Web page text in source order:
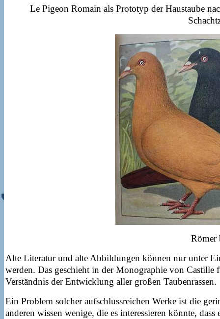
Le Pigeon Romain als Prototyp der Haustaube
Römer
Alte Literatur und alte Abbildungen können nur unter
werden. Das geschieht in der Monographie von
Verständnis der Entwicklung aller großen Taubenrassen.
Ein Problem solcher aufschlussreichen Werke ist die
anderen wissen wenige, die es interessieren könnte,